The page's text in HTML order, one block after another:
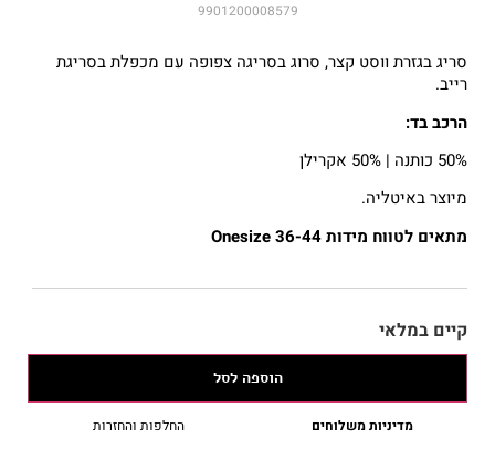
9901200008579
סריג בגזרת ווסט קצר, סרוג בסריגה צפופה עם מכפלת בסריגת
רייב.
הרכב בד:
50% כותנה | 50% אקרילן
מיוצר באיטליה.
מתאים לטווח מידות 36-44 Onesize
קיים במלאי
הוספה לסל
מדיניות משלוחים החלפות והחזרות